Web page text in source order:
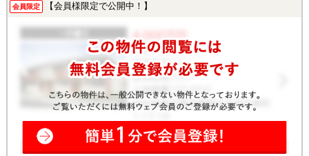
会員限定 【会員様限定で公開中！】